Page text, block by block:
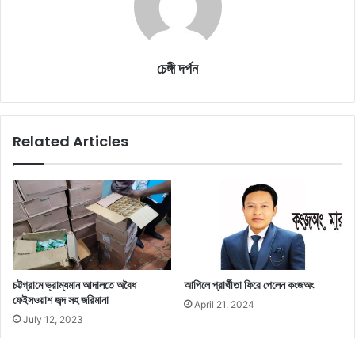
চেঙ্গী দর্পন
Related Articles
চট্টগ্রামে ভ্রাম্যমান আদালতে অবৈধ
ফেইসওয়াশ জব্দ সহ জরিমানা
July 12, 2023
আপিলে প্রার্থীতা ফিরে পেলেন কংজঅং
April 21, 2024